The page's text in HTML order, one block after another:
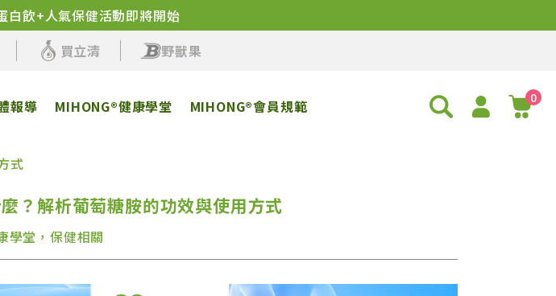
白飲+人氣保健活動即將開始
買立清 野獸果
報導 MIHONG®健康學堂 MIHONG®會員規範 0
式
？解析葡萄糖胺的功效與使用方式
學堂 ，保健相關